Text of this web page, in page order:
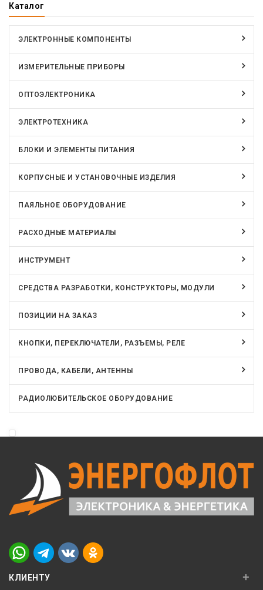
Каталог
ЭЛЕКТРОННЫЕ КОМПОНЕНТЫ
ИЗМЕРИТЕЛЬНЫЕ ПРИБОРЫ
ОПТОЭЛЕКТРОНИКА
ЭЛЕКТРОТЕХНИКА
БЛОКИ И ЭЛЕМЕНТЫ ПИТАНИЯ
КОРПУСНЫЕ И УСТАНОВОЧНЫЕ ИЗДЕЛИЯ
ПАЯЛЬНОЕ ОБОРУДОВАНИЕ
РАСХОДНЫЕ МАТЕРИАЛЫ
ИНСТРУМЕНТ
СРЕДСТВА РАЗРАБОТКИ, КОНСТРУКТОРЫ, МОДУЛИ
ПОЗИЦИИ НА ЗАКАЗ
КНОПКИ, ПЕРЕКЛЮЧАТЕЛИ, РАЗЪЕМЫ, РЕЛЕ
ПРОВОДА, КАБЕЛИ, АНТЕННЫ
РАДИОЛЮБИТЕЛЬСКОЕ ОБОРУДОВАНИЕ
КЛИЕНТУ
+